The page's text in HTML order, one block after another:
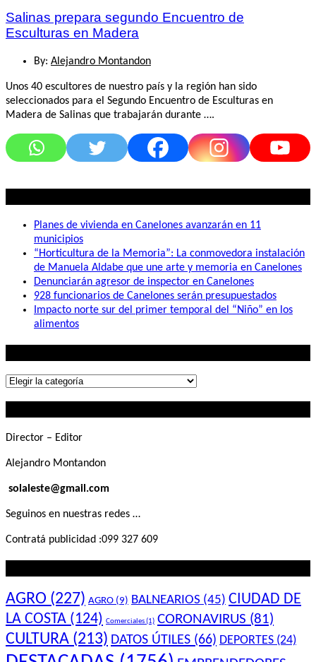
Salinas prepara segundo Encuentro de
Esculturas en Madera
By: Alejandro Montandon
Unos 40 escultores de nuestro país y la región han sido
seleccionados para el Segundo Encuentro de Esculturas en
Madera de Salinas que trabajarán durante ….
Planes de vivienda en Canelones avanzarán en 11
municipios
“Horticultura de la Memoria”: La conmovedora instalación
de Manuela Aldabe que une arte y memoria en Canelones
Denunciarán agresor de inspector en Canelones
928 funcionarios de Canelones serán presupuestados
Impacto norte sur del primer temporal del “Niño” en los
alimentos
Lo
Director – Editor
Alejandro Montandon
solaleste@gmail.com
Seguinos en nuestras redes …
Contratá publicidad :099 327 609
AGRO (227) AGRO (9) BALNEARIOS (45) CIUDAD DE
LA COSTA (124) Comerciales(1) CORONAVIRUS (81)
CULTURA (213) DATOS ÚTILES (66) DEPORTES (24)